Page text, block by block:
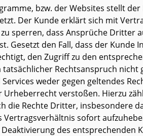
bzw. der Websites stellt
Der Kunde erklärt sich mit
sperren, dass Ansprüche
Gesetzt den Fall, dass der
den Zugriff zu den
Rechtsanspruch
weder gegen geltendes
Urheberrecht verstoßen. Hierzu
die Rechte Dritter,
sofort
des